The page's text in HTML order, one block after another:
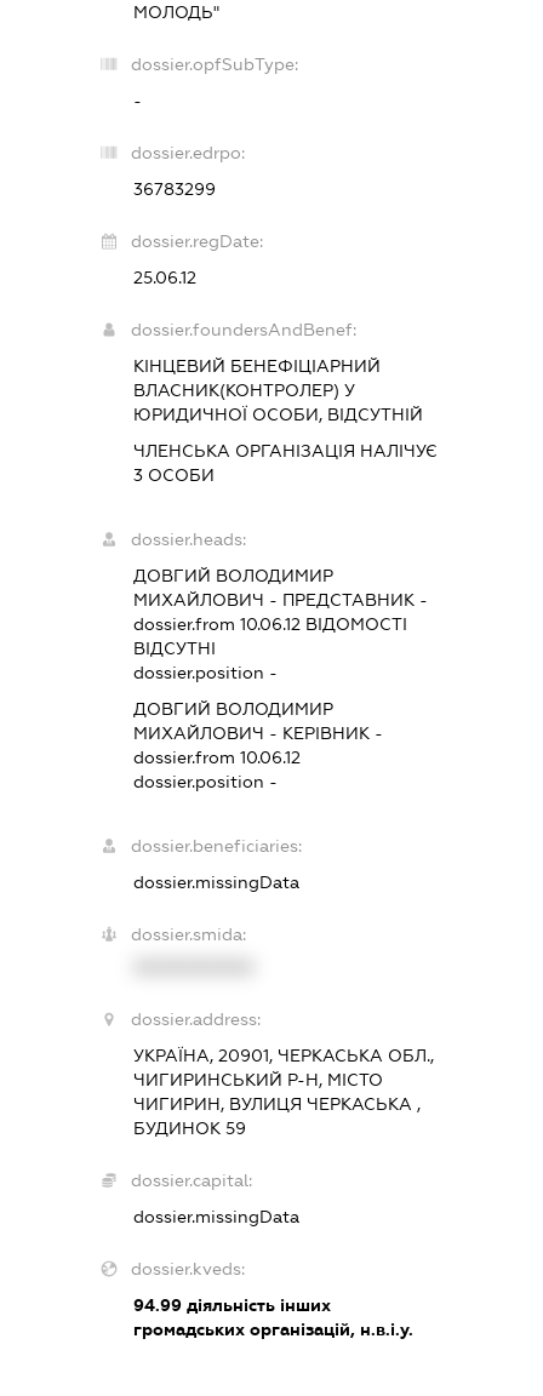
МОЛОДЬ"
dossier.opfSubType:
-
dossier.edrpo:
36783299
dossier.regDate:
25.06.12
dossier.foundersAndBenef:
КІНЦЕВИЙ БЕНЕФІЦІАРНИЙ
ВЛАСНИК(КОНТРОЛЕР) У
ЮРИДИЧНОЇ ОСОБИ, ВІДСУТНІЙ
ЧЛЕНСЬКА ОРГАНІЗАЦІЯ НАЛІЧУЄ
3 ОСОБИ
dossier.heads:
ДОВГИЙ ВОЛОДИМИР
МИХАЙЛОВИЧ - ПРЕДСТАВНИК -
dossier.from 10.06.12 ВІДОМОСТІ
ВІДСУТНІ
dossier.position -
ДОВГИЙ ВОЛОДИМИР
МИХАЙЛОВИЧ - КЕРІВНИК -
dossier.from 10.06.12
dossier.position -
dossier.beneficiaries:
dossier.missingData
dossier.smida:
dossier.address:
УКРАЇНА, 20901, ЧЕРКАСЬКА ОБЛ.,
ЧИГИРИНСЬКИЙ Р-Н, МІСТО
ЧИГИРИН, ВУЛИЦЯ ЧЕРКАСЬКА ,
БУДИНОК 59
dossier.capital:
dossier.missingData
dossier.kveds:
94.99діяльність інших
громадських організацій, н.в.і.у.